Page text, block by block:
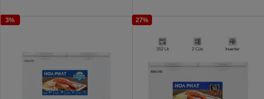
3% 27%